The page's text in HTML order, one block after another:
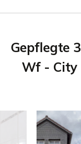
Gepflegte
Wf - City